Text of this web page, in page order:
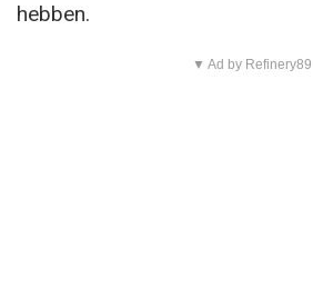
hebben.
▼ Ad by Refinery89